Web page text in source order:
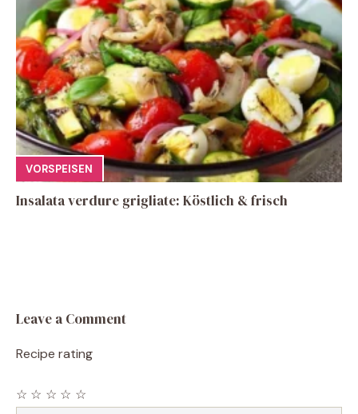
VORSPEISEN
Insalata verdure grigliate: Köstlich & frisch
Leave a Comment
Recipe rating
☆
☆
☆
☆
☆